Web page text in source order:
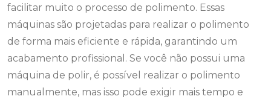
facilitar muito o processo de polimento. Essas
máquinas são projetadas para realizar o polimento
de forma mais eficiente e rápida, garantindo um
acabamento profissional. Se você não possui uma
máquina de polir, é possível realizar o polimento
manualmente, mas isso pode exigir mais tempo e